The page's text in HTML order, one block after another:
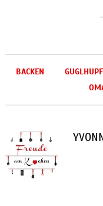
BACKEN GUGLHUPF